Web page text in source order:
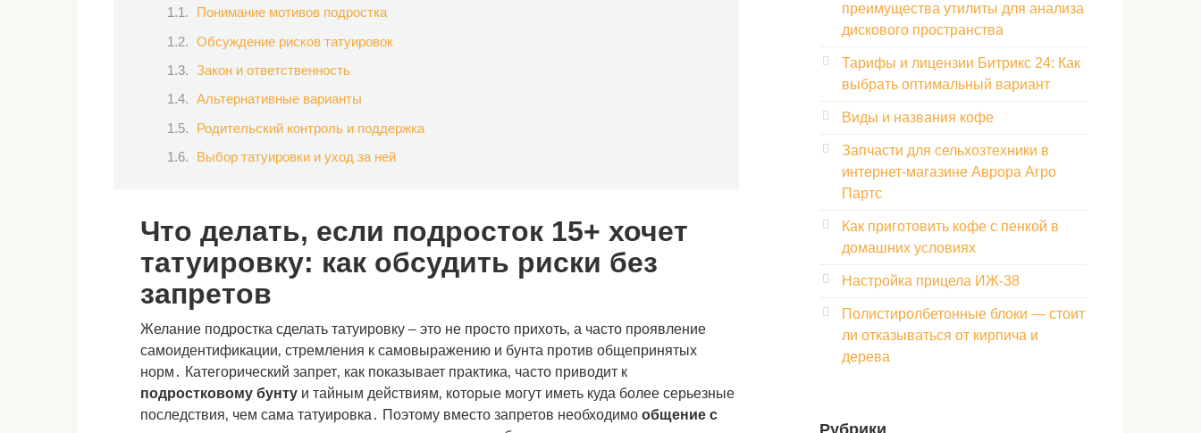
Понимание мотивов подростка
Обсуждение рисков татуировок
Закон и ответственность
Альтернативные варианты
Родительский контроль и поддержка
Выбор татуировки и уход за ней
Что делать‚ если подросток 15+ хочет
татуировку: как обсудить риски без
запретов
Желание подростка сделать татуировку – это не просто прихоть‚ а часто проявление
самоидентификации‚ стремления к самовыражению и бунта против общепринятых
норм․ Категорический запрет‚ как показывает практика‚ часто приводит к
подростковому бунту и тайным действиям‚ которые могут иметь куда более серьезные
последствия‚ чем сама татуировка․ Поэтому вместо запретов необходимо общение с
преимущества утилиты для анализа
дискового пространства
Тарифы и лицензии Битрикс 24: Как
выбрать оптимальный вариант
Виды и названия кофе
Запчасти для сельхозтехники в
интернет-магазине Аврора Агро
Партс
Как приготовить кофе с пенкой в
домашних условиях
Настройка прицела ИЖ‑38
Полистиролбетонные блоки — стоит
ли отказываться от кирпича и
дерева
Рубрики